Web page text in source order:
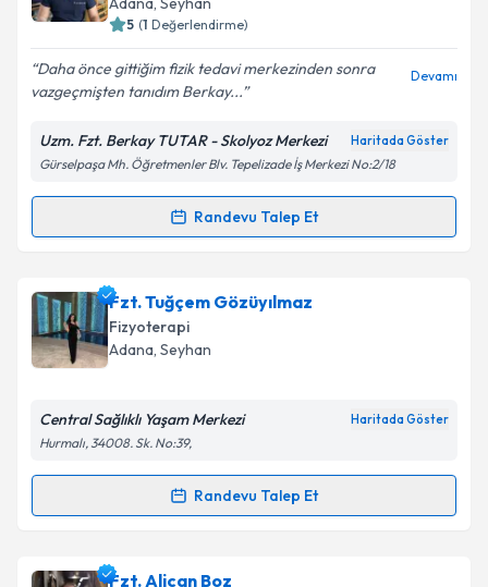
Kişisel verilerimin işlenmesine ilişkin
Aydınlatma
Metni'ni okudum ve kişisel verilerimin belirtilen
kapsamda işlenmesini kabul ediyorum.
5 (1 Değerlendirme)
Daha önce gittiğim fizik tedavi merkezinden sonra
vazgeçmişten tanıdım Berkay...
Devamı
Uzm. Fzt. Berkay TUTAR - Skolyoz Merkezi Haritada Göster
Gürselpaşa Mh. Öğretmenler Blv. Tepelizade İş Merkezi No:2/18
Randevu Talep Et
Randevu Takvimi Talebi
Fzt. Berkay Tutariçin randevu takvimi talebi
oluşturun. Size bu uzmandan randevu almanız için bir
takvim hazırlandığında e-posta ile bilgilendireceğiz.
Kişisel verilerimin işlenmesine ilişkin
Metni'ni okudum ve kişisel verilerimin belirtilen
Fzt. Tuğçem Gözüyılmaz
Fizyoterapi
Adana, Seyhan
Central Sağlıklı Yaşam Merkezi Haritada Göster
Hurmalı, 34008. Sk. No:39,
Randevu Talep Et
Randevu Takvimi Talebi
Fzt. Tuğçem Gözüyılmaz
Fzt. Alican Boz